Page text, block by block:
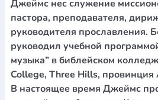
Джеймс нес служение
пастора, преподавателя,
руководителя прославления.
руководил учебной
музыка” в библейском
College, Three Hills,
В настоящее время Джеймс